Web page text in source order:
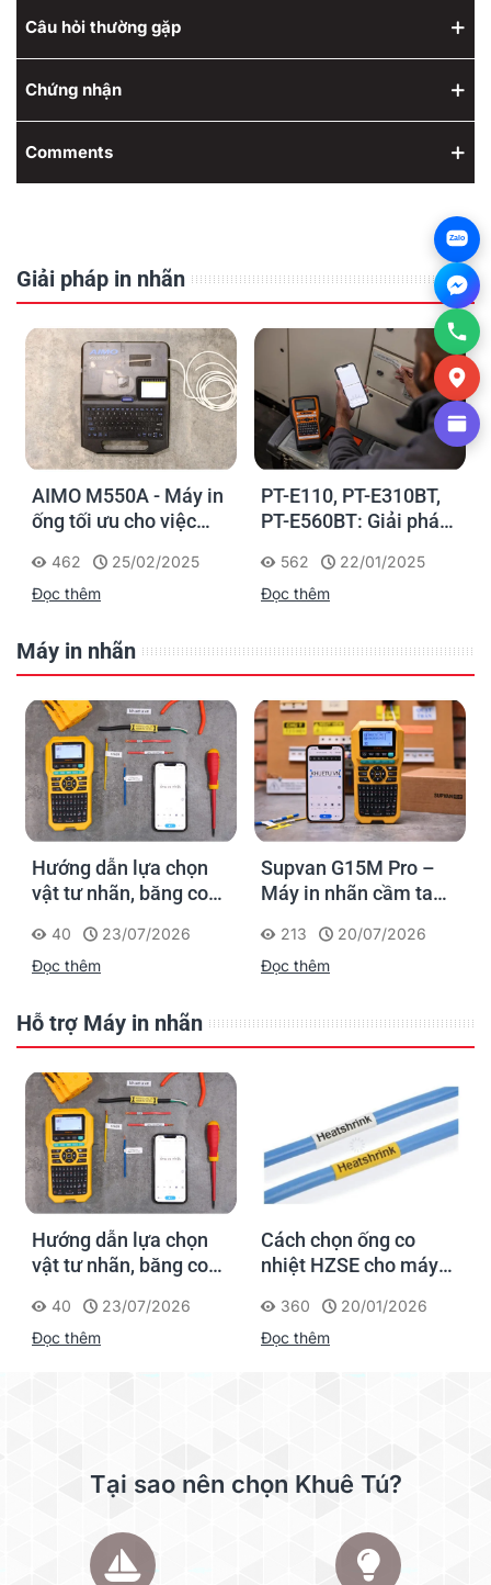
Câu hỏi thường gặp
Chứng nhận
Comments
Giải pháp in nhãn
AIMO M550A - Máy in
ống tối ưu cho việc
nhận diện cáp điện,
cáp mạng
462
25/02/2025
Đọc thêm
PT-E110, PT-E310BT,
PT-E560BT: Giải pháp
nghiệp của Brother
562
22/01/2025
Đọc thêm
Máy in nhãn
Hướng dẫn lựa chọn
vật tư nhãn, băng co
Supvan G15M Pro
40
23/07/2026
Đọc thêm
Supvan G15M Pro –
Máy in nhãn cầm tay
dấu một lần, tra cứu
trọn đời công trình
213
20/07/2026
Đọc thêm
Hỗ trợ Máy in nhãn
Hướng dẫn lựa chọn
vật tư nhãn, băng co
Supvan G15M Pro
40
23/07/2026
Đọc thêm
Cách chọn ống co
nhiệt HZSE cho máy in
360
20/01/2026
Đọc thêm
Tại sao nên chọn Khuê Tú?
Zalo